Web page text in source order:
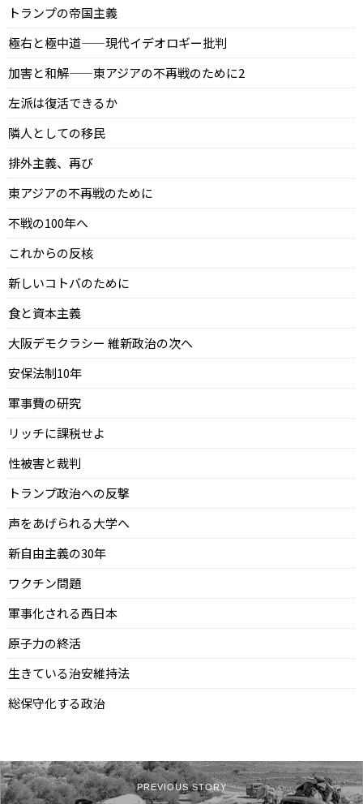
トランプの帝国主義
極右と極中道——現代イデオロギー批判
加害と和解——東アジアの不再戦のために2
左派は復活できるか
隣人としての移民
排外主義、再び
東アジアの不再戦のために
不戦の100年へ
これからの反核
新しいコトバのために
食と資本主義
大阪デモクラシー 維新政治の次へ
安保法制10年
軍事費の研究
リッチに課税せよ
性被害と裁判
トランプ政治への反撃
声をあげられる大学へ
新自由主義の30年
ワクチン問題
軍事化される西日本
原子力の終活
生きている治安維持法
総保守化する政治
PREVIOUS STORY